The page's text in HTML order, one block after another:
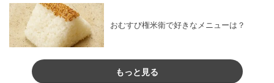
おむすび権米衛で好きなメニューは？
もっと見る